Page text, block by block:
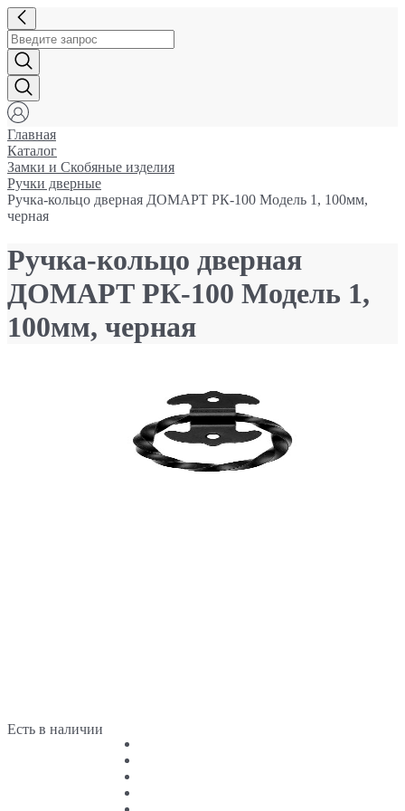
Главная
Каталог
Замки и Cкобяные изделия
Ручки дверные
Ручка-кольцо дверная ДОМАРТ РК-100 Модель 1, 100мм,
черная
Ручка-кольцо дверная
ДОМАРТ РК-100 Модель 1,
100мм, черная
Есть в наличии